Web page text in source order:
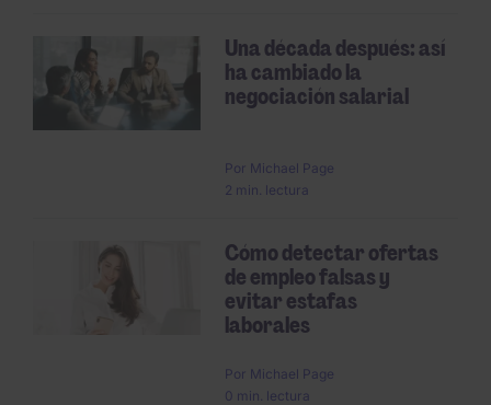
Una década después: así
ha cambiado la
negociación salarial
Por Michael Page
2 min. lectura
Cómo detectar ofertas
de empleo falsas y
evitar estafas
laborales
Por Michael Page
0 min. lectura